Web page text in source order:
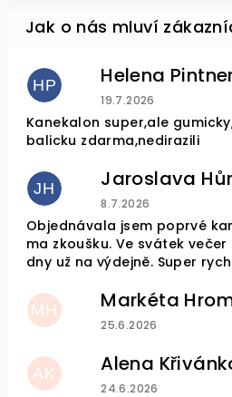
HP Helena
Hodnocení
19.7.2026
Kanekalon super,ale
balicku zdarma,nedirazili
JH Jaroslava
Hodnocení
8.7.2026
Objednávala jsem poprvé
ma zkoušku. Ve svátek
dny už na výdejně. Super
MH Markéta
Hodnocení
25.6.2026
AK Alena
Hodnocení
24.6.2026